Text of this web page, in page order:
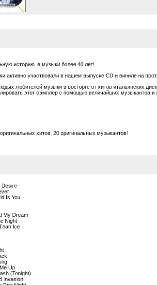
историю в музыки более 40 лет!
активно участвовали в нашем выпуске CD и виниле на
любителей музыки в восторге от хитов итальянских
этот сэмплер с помощью величайших музыкантов и
хитов, 20 оригинальных музыкантов!
Desire
Is You
My Dream
Night
Ice
Up
(Tonight)
Invasion